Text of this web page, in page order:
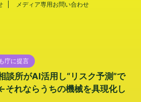
メディア専用お問い合わせ
庁に提言
談所がAI活用し“リスク予測”で
それならうちの機械を具現化し